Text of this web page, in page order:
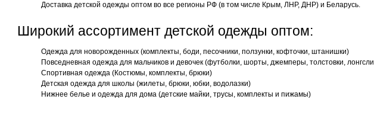
Доставка детской одежды оптом во все регионы РФ (в том числе Крым, ЛНР, ДНР) и Беларусь.
Широкий ассортимент детской одежды оптом:
Одежда для новорожденных (комплекты, боди, песочники, ползунки, кофточки, штанишки)
Повседневная одежда для мальчиков и девочек (футболки, шорты, джемперы, толстовки,
Спортивная одежда (Костюмы, комплекты, брюки)
Детская одежда для школы (жилеты, брюки, юбки, водолазки)
Нижнее белье и одежда для дома (детские майки, трусы, комплекты и пижамы)